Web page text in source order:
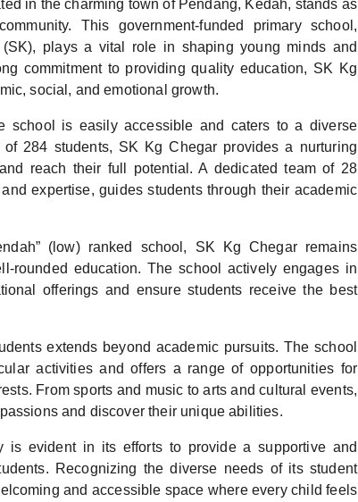
in the charming town of Pendang, Kedah, stands as
This government-funded primary school,
plays a vital role in shaping young minds and
commitment to providing quality education, SK Kg
social, and emotional growth.
school is easily accessible and caters to a diverse
284 students, SK Kg Chegar provides a nurturing
reach their full potential. A dedicated team of 28
expertise, guides students through their academic
(low) ranked school, SK Kg Chegar remains
rounded education. The school actively engages in
offerings and ensure students receive the best
extends beyond academic pursuits. The school
activities and offers a range of opportunities for
From sports and music to arts and cultural events,
and discover their unique abilities.
is evident in its efforts to provide a supportive and
Recognizing the diverse needs of its student
and accessible space where every child feels